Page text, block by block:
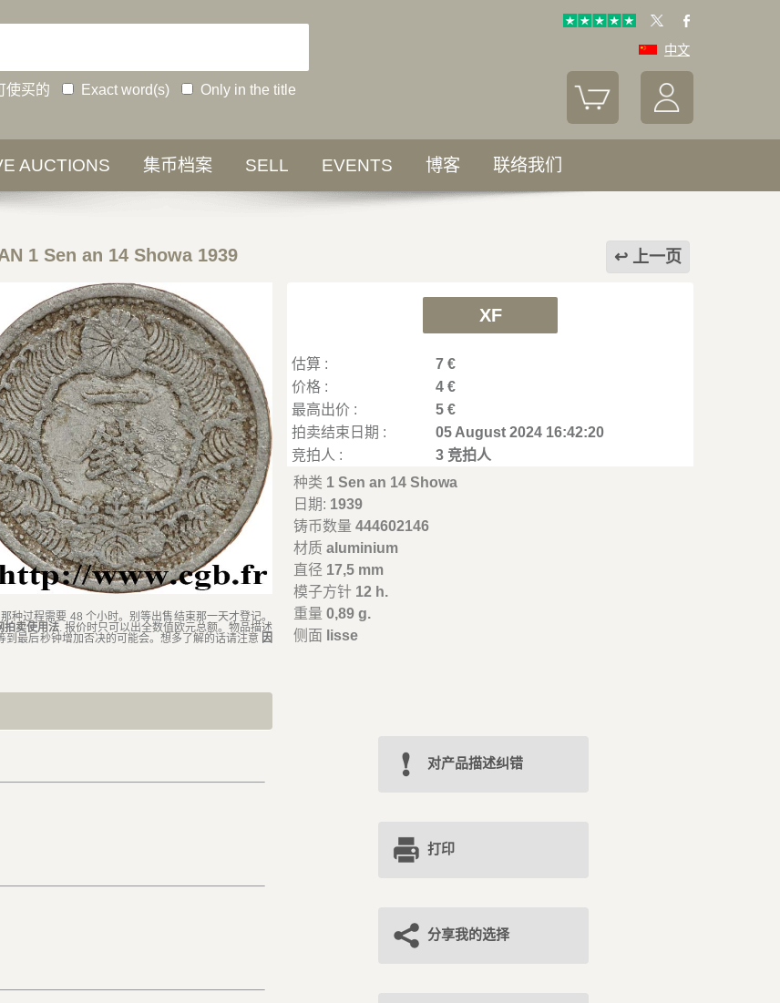
使买的 Exact word(s) Only in the title
中文
AUCTIONS 集币档案 SELL EVENTS 博客 联络我们
上一页
1 Sen an 14 Showa 1939
种过程需要 48 个小时。别等出售结束那一天才登记。
拍卖使用法 . 报价时只可以出全数值欧元总额。物品描述
最后秒钟增加否决的可能会。想多了解的话请注意 因
XF
估算 :
7 €
价格 :
4 €
最高出价 :
5 €
拍卖结束日期 :
05 August 2024 16:42:20
竞拍人 :
3 竞拍人
种类 1 Sen an 14 Showa
日期: 1939
铸币数量444602146
材质aluminium
直径 17,5 mm
模子方针 12 h.
重量0,89 g.
侧面 lisse
对产品描述纠错
打印
分享我的选择